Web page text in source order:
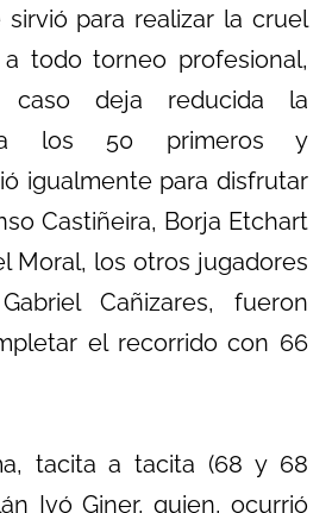
para realizar la cruel
todo torneo profesional,
deja reducida la
a los 50 primeros y
igualmente para disfrutar
Castiñeira, Borja Etchart
Moral, los otros jugadores
Cañizares, fueron
el recorrido con 66
tacita a tacita (68 y 68
Ivó Giner, quien, ocurrió